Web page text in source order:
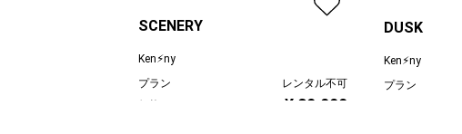
SCENERY
Ken⚡︎ny
プラン
レンタル不可
¥ 20,000
DUSK
Ken⚡︎ny
プラン